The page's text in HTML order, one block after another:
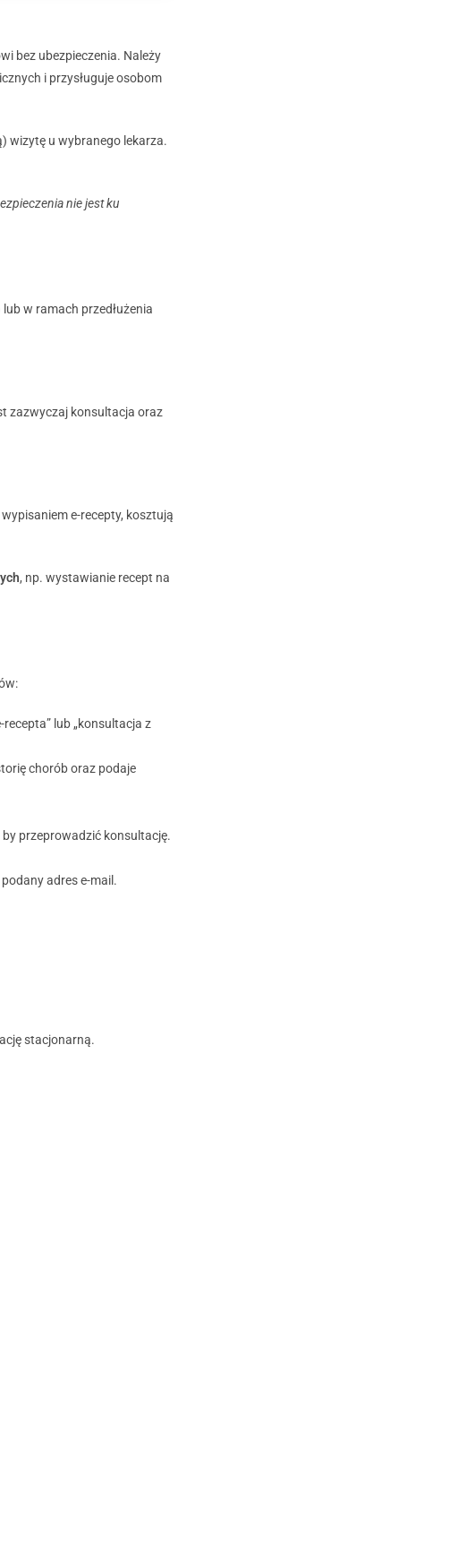
bez ubezpieczenia. Należy
i przysługuje osobom
wizytę u wybranego lekarza.
nie jest ku
lub w ramach przedłużenia
zazwyczaj konsultacja oraz
e-recepty, kosztują
, np. wystawianie recept na
lub „konsultacja z
chorób oraz podaje
przeprowadzić konsultację.
adres e-mail.
stacjonarną.